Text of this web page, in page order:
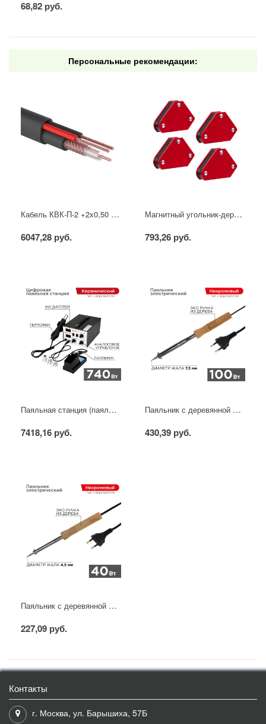
68,82 руб.
Персональные рекомендации:
Кабель КВК-П-2 +2x0,50 мм² (Cu/CCA) (96) черный, 200 м, PROconnect
6047,28 руб.
Магнитный угольник-держатель для сварки набор 4 шт. на 4 кг REXANT
793,26 руб.
Паяльная станция (паяльник + фен), модель R852AD+, 100-500°C, LED дисплей REXANT
7418,16 руб.
Паяльник с деревянной ручкой, серия WOOD, 100Вт, 230В, блистер PROconnect
430,39 руб.
Паяльник с деревянной ручкой, серия WOOD, 40Вт, 230В, блистер PROconnect
227,09 руб.
Контакты
г. Москва, ул. Барышиха, 57Б